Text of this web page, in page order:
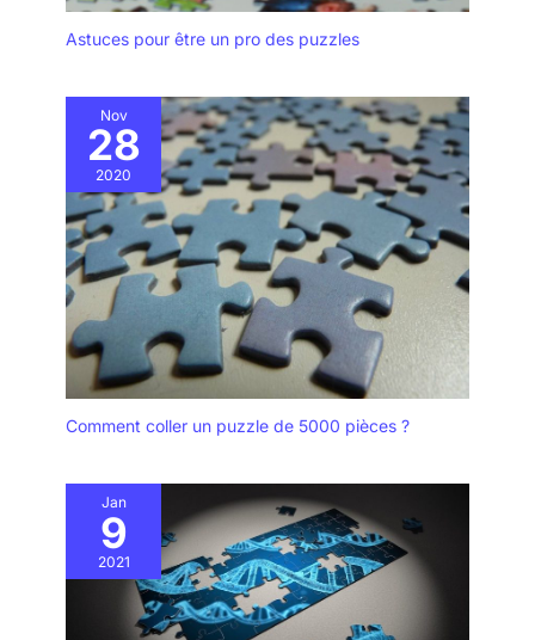
Astuces pour être un pro des puzzles
Nov
28
2020
Comment coller un puzzle de 5000 pièces ?
Jan
9
2021